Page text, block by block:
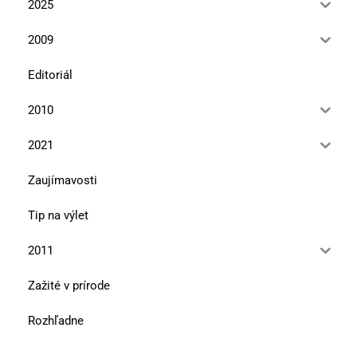
2025
2009
Editoriál
2010
2021
Zaujímavosti
Tip na výlet
2011
Zažité v prírode
Rozhľadne